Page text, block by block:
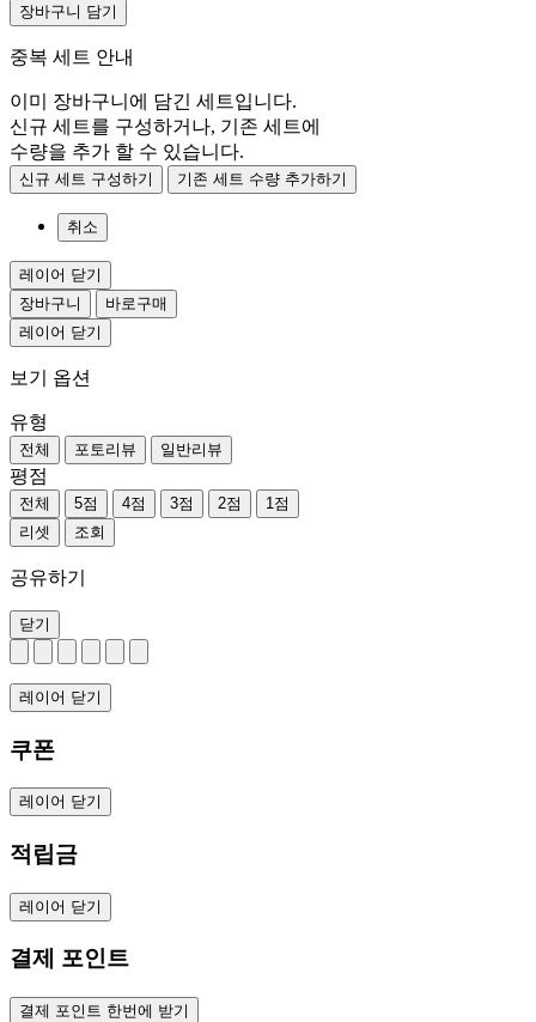
장바구니 담기
중복 세트 안내
이미 장바구니에 담긴 세트입니다.
신규 세트를 구성하거나, 기존 세트에
수량을 추가 할 수 있습니다.
신규 세트 구성하기 기존 세트 수량 추가하기
취소
레이어 닫기
장바구니
바로구매
레이어 닫기
보기 옵션
유형
전체 포토리뷰 일반리뷰
평점
전체 5점 4점 3점 2점
1점
리셋
조회
공유하기
닫기
레이어 닫기
쿠폰
레이어 닫기
적립금
레이어 닫기
결제 포인트
결제 포인트 한번에 받기